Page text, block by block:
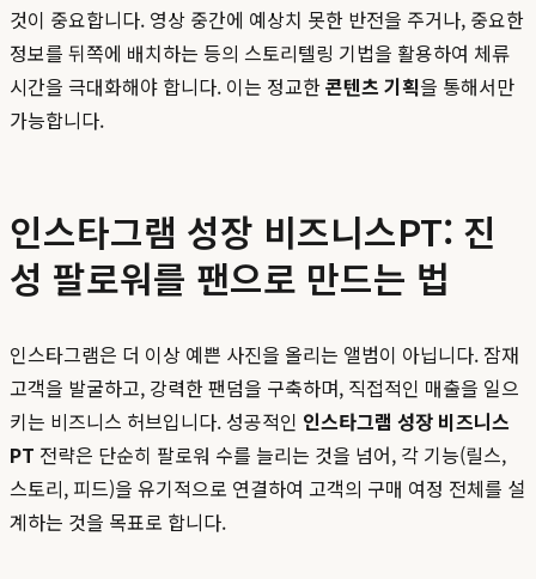
것이 중요합니다. 영상 중간에 예상치 못한 반전을 주거나, 중요한
정보를 뒤쪽에 배치하는 등의 스토리텔링 기법을 활용하여 체류
시간을 극대화해야 합니다. 이는 정교한콘텐츠 기획을 통해서만
가능합니다.
인스타그램 성장 비즈니스PT: 진
성 팔로워를 팬으로 만드는 법
인스타그램은 더 이상 예쁜 사진을 올리는 앨범이 아닙니다. 잠재
고객을 발굴하고, 강력한 팬덤을 구축하며, 직접적인 매출을 일으
키는 비즈니스 허브입니다. 성공적인 인스타그램 성장 비즈니스
PT 전략은 단순히 팔로워 수를 늘리는 것을 넘어, 각 기능(릴스,
스토리, 피드)을 유기적으로 연결하여 고객의 구매 여정 전체를 설
계하는 것을 목표로 합니다.